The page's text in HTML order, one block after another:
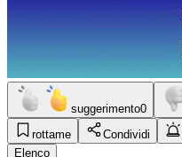
suggerimento0
rottame
Condividi
Elenco